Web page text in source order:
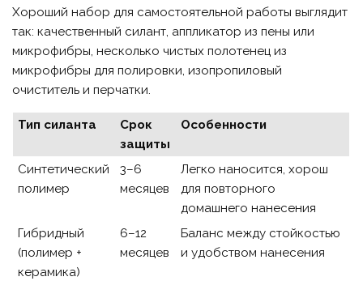
Хороший набор для самостоятельной работы выглядит
так: качественный силант, аппликатор из пены или
микрофибры, несколько чистых полотенец из
микрофибры для полировки, изопропиловый
очиститель и перчатки.
Тип силанта
Срок
защиты
Особенности
Синтетический
полимер
3–6
месяцев
Легко наносится, хорош
для повторного
домашнего нанесения
Гибридный
(полимер +
керамика)
6–12
месяцев
Баланс между стойкостью
и удобством нанесения